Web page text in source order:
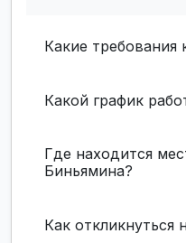
Какие требования
Какой график
Где находится
Биньямина?
Как откликнуться